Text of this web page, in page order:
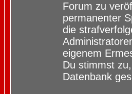
Forum zu
permanenter
die
eigenem
Du stimmst
Datenbank